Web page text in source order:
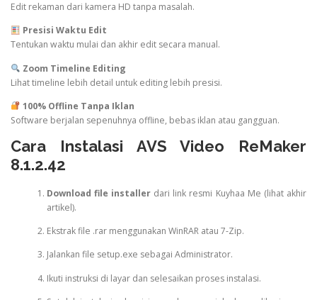
Edit rekaman dari kamera HD tanpa masalah.
Presisi Waktu Edit
Tentukan waktu mulai dan akhir edit secara manual.
Zoom Timeline Editing
Lihat timeline lebih detail untuk editing lebih presisi.
100% Offline Tanpa Iklan
Software berjalan sepenuhnya offline, bebas iklan atau gangguan.
Cara Instalasi AVS Video ReMaker
8.1.2.42
Download file installerdari link resmi Kuyhaa Me (lihat akhir
artikel).
Ekstrak file .rar menggunakan WinRAR atau 7-Zip.
Jalankan file setup.exe sebagai Administrator.
Ikuti instruksi di layar dan selesaikan proses instalasi.